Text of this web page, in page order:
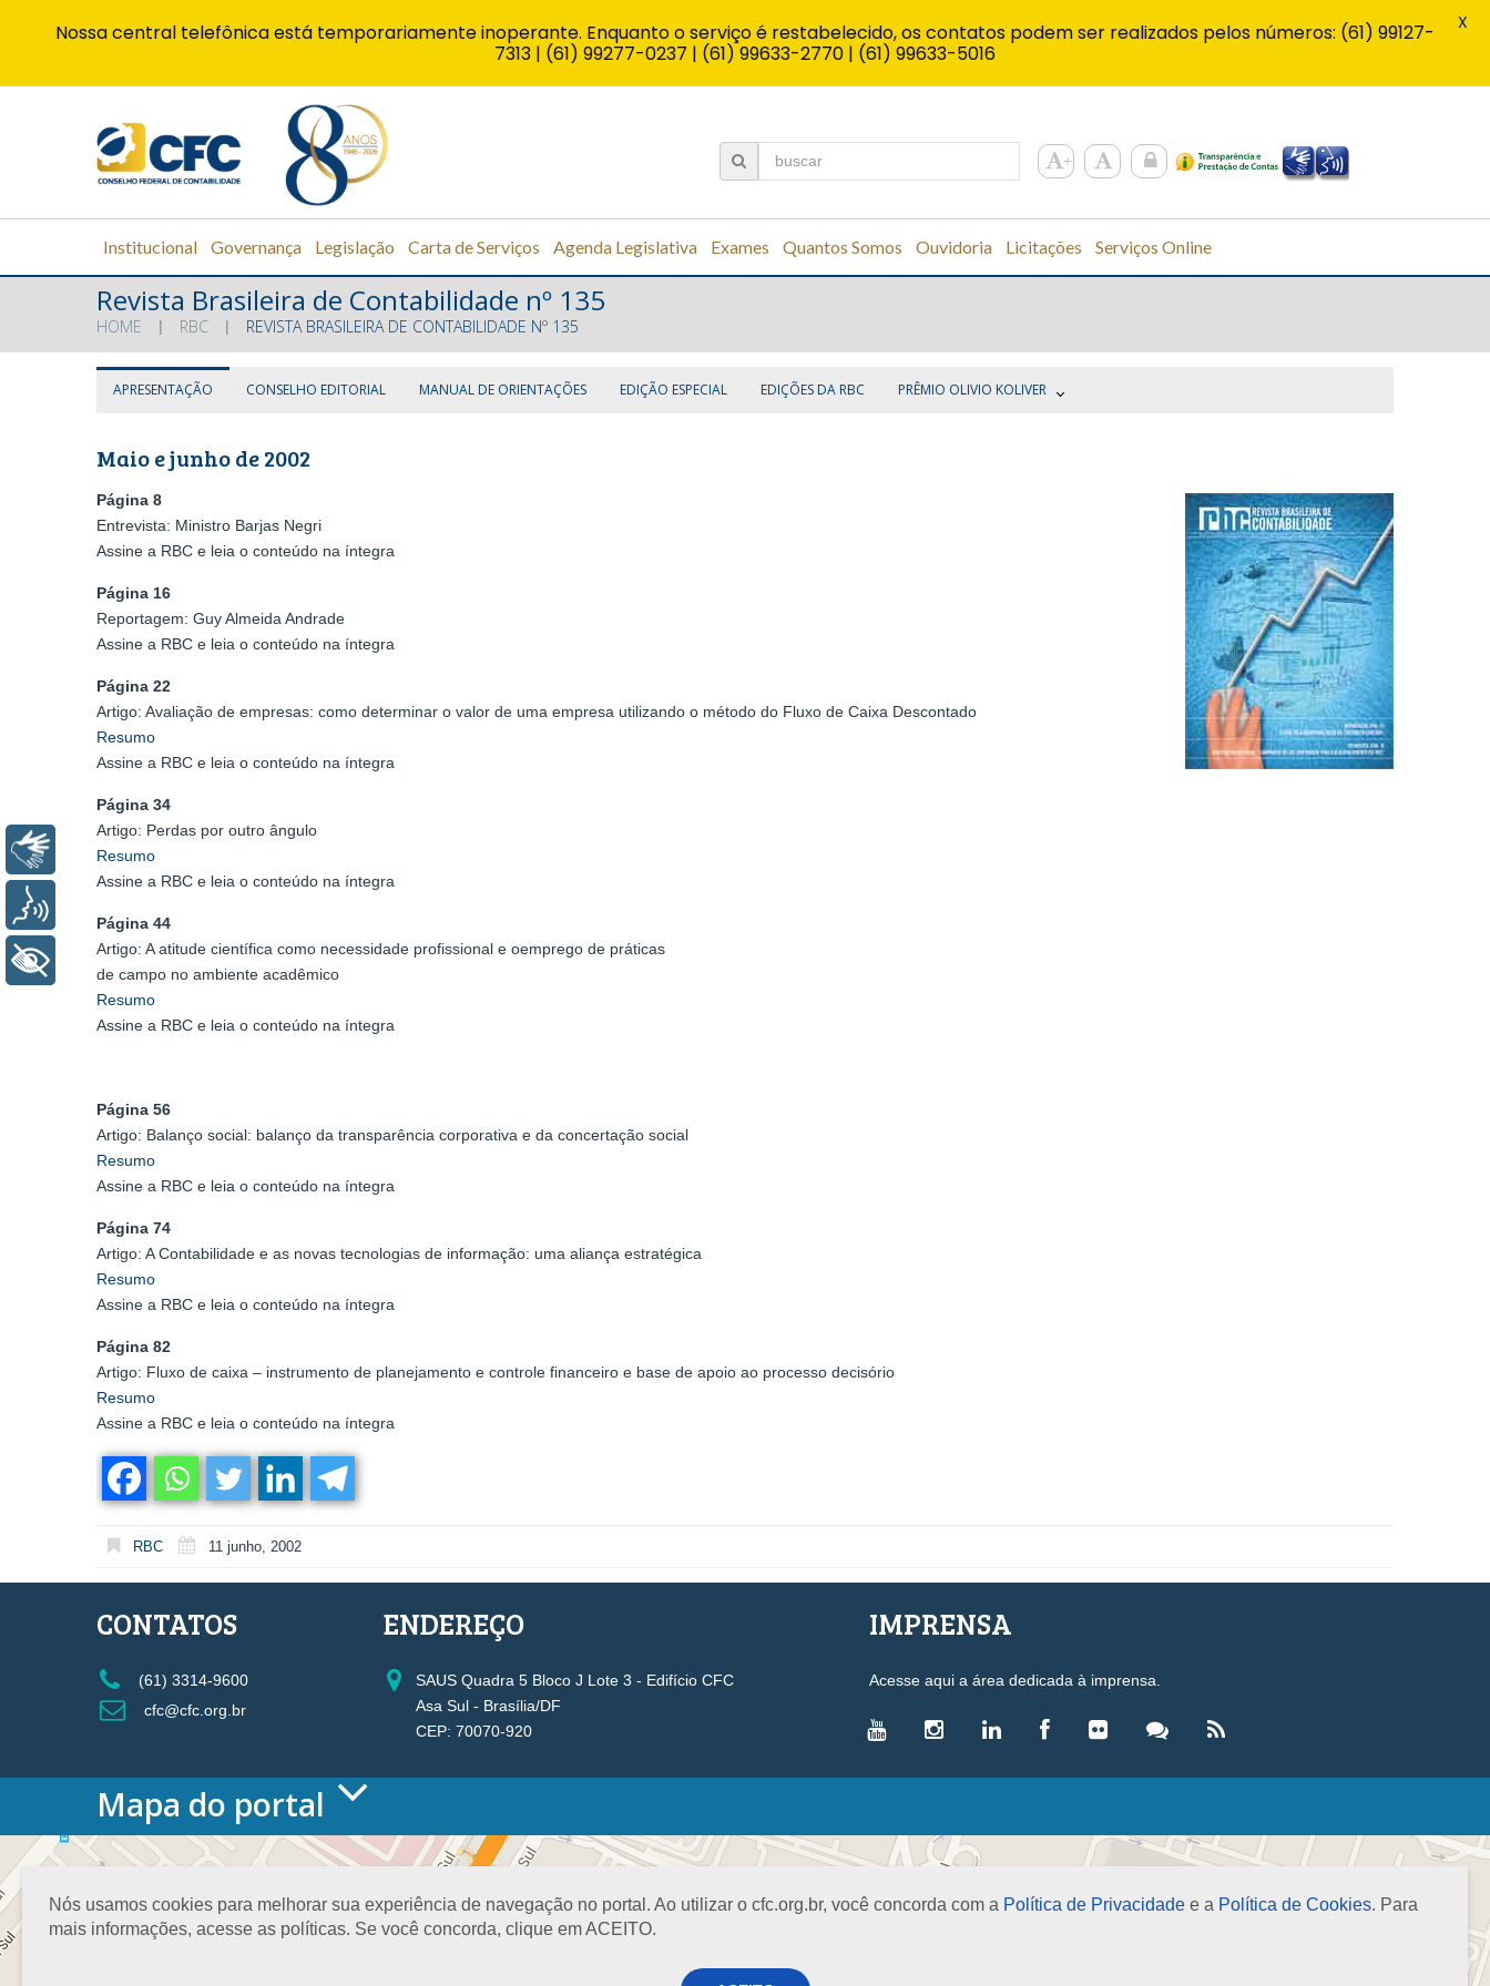
Institucional Governança Legislação Carta de Serviços Agenda Legislativa Exames Quantos Somos Ouvidoria Licitações Serviços Online
Revista Brasileira de Contabilidade nº 135
HOME RBC REVISTA BRASILEIRA DE CONTABILIDADE Nº 135
APRESENTAÇÃO CONSELHO EDITORIAL MANUAL DE ORIENTAÇÕES EDIÇÃO ESPECIAL EDIÇÕES DA RBC PRÊMIO OLIVIO KOLIVER
Maio e junho de 2002
Página 8
Entrevista: Ministro Barjas Negri
Assine a RBC e leia o conteúdo na íntegra
Página 16
Reportagem: Guy Almeida Andrade
Assine a RBC e leia o conteúdo na íntegra
Página 22
Artigo: Avaliação de empresas: como determinar o valor de uma empresa utilizando o método do Fluxo de Caixa Descontado
Resumo
Assine a RBC e leia o conteúdo na íntegra
Página 34
Artigo: Perdas por outro ângulo
Resumo
Assine a RBC e leia o conteúdo na íntegra
Página 44
Artigo: A atitude científica como necessidade profissional e oemprego de práticas
de campo no ambiente acadêmico
Resumo
Assine a RBC e leia o conteúdo na íntegra
Página 56
Artigo: Balanço social: balanço da transparência corporativa e da concertação social
Resumo
Assine a RBC e leia o conteúdo na íntegra
Página 74
Artigo: A Contabilidade e as novas tecnologias de informação: uma aliança estratégica
Resumo
Assine a RBC e leia o conteúdo na íntegra
Página 82
Artigo: Fluxo de caixa – instrumento de planejamento e controle financeiro e base de apoio ao processo decisório
Resumo
Assine a RBC e leia o conteúdo na íntegra
RBC 11 junho, 2002
Nós usamos cookies para melhorar sua experiência de navegação no portal. Ao utilizar o cfc.org.br, você concorda com a Política de Privacidade e a Política de Cookies. Para
mais informações, acesse as políticas. Se você concorda, clique em ACEITO.
CONTATOS
(61) 3314-9600
cfc@cfc.org.br
ENDEREÇO
SAUS Quadra 5 Bloco J Lote 3 - Edifício CFC
Asa Sul - Brasília/DF
CEP: 70070-920
IMPRENSA
Acesse aqui a área dedicada à imprensa.
Mapa do portal
HOME
O CONSELHO
Conselho Diretor
Nossa Sede
Planejamento
VICE-PRESIDÊNCIAS
Administrativa
Controle Interno
Desenvolvimento Profissional
Fiscalização, Ética e Disciplina
LEGISLAÇÃO
Leis
Decretos-Lei
Nossa central telefônica está temporariamente inoperante. Enquanto o serviço é restabelecido, os contatos podem ser realizados pelos números: (61) 99127-
7313 | (61) 99277-0237 | (61) 99633-2770 | (61) 99633-5016
X
Libras
+ Acessibilidade